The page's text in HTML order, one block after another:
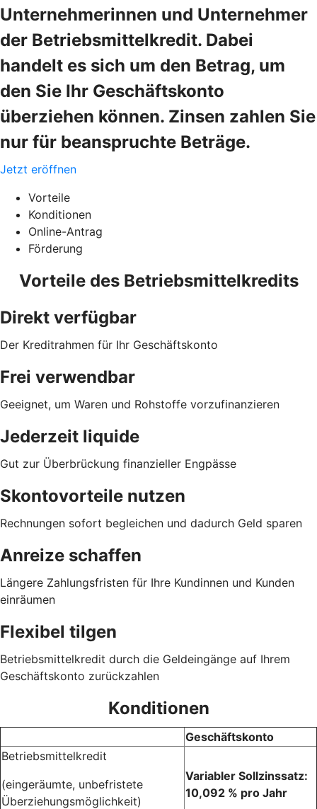
Unternehmerinnen und Unternehmer
der Betriebsmittelkredit. Dabei
handelt es sich um den Betrag, um
den Sie Ihr Geschäftskonto
überziehen können. Zinsen zahlen Sie
nur für beanspruchte Beträge.
Jetzt eröffnen
Vorteile
Konditionen
Online-Antrag
Förderung
Vorteile des Betriebsmittelkredits
Direkt verfügbar
Der Kreditrahmen für Ihr Geschäftskonto
Frei verwendbar
Geeignet, um Waren und Rohstoffe vorzufinanzieren
Jederzeit liquide
Gut zur Überbrückung finanzieller Engpässe
Skontovorteile nutzen
Rechnungen sofort begleichen und dadurch Geld sparen
Anreize schaffen
Längere Zahlungsfristen für Ihre Kundinnen und Kunden
einräumen
Flexibel tilgen
Betriebsmittelkredit durch die Geldeingänge auf Ihrem
Geschäftskonto zurückzahlen
Konditionen
Geschäftskonto
Betriebsmittelkredit
(eingeräumte, unbefristete
Überziehungsmöglichkeit)
Variabler Sollzinssatz:
10,092 % pro Jahr